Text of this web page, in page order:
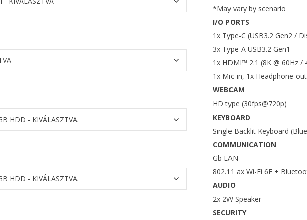
*May vary by scenario
I/O PORTS
1x Type-C (USB3.2 Gen2 /
3x Type-A USB3.2 Gen1
1x HDMI™ 2.1 (8K @ 60Hz /
1x Mic-in, 1x Headphone-out
WEBCAM
HD type (30fps@720p)
KEYBOARD
Single Backlit Keyboard
COMMUNICATION
Gb LAN
802.11 ax Wi-Fi 6E +
AUDIO
2x 2W Speaker
SECURITY